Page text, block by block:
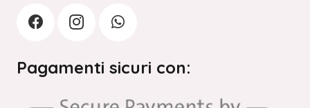
Pagamenti sicuri con: